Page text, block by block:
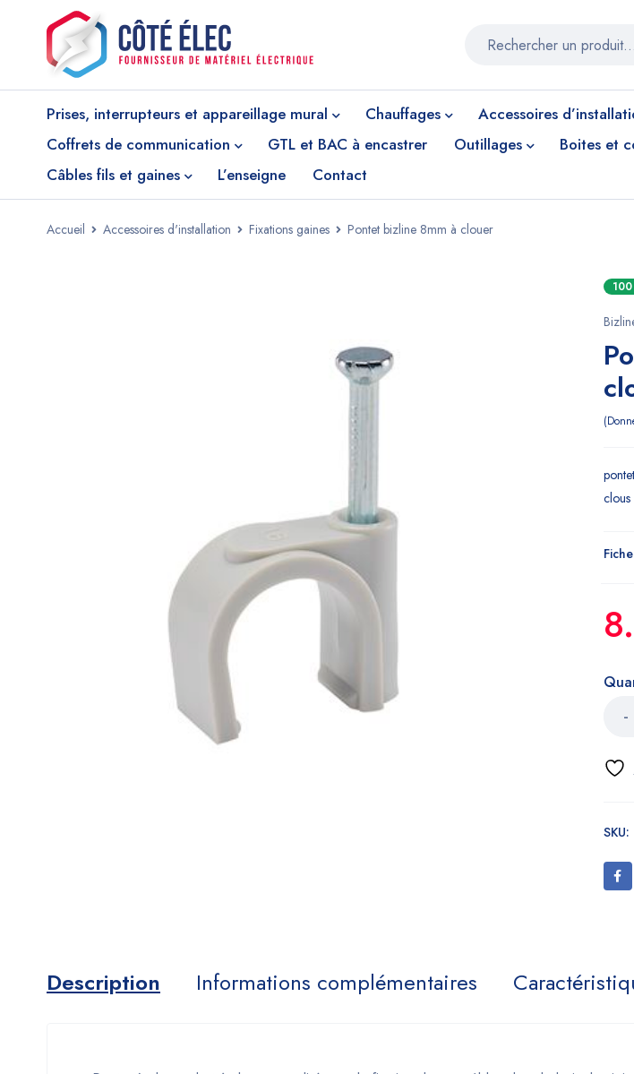
Prises, interrupteurs et appareillage mural Chauffages Accessoires
Coffrets de communication
GTL et BAC à encastrer Outillages Boites et
Câbles fils et gaines
L’enseigne Contact
Accueil Accessoires d'installation Fixations gaines Pontet bizline 8mm à clouer
SKU:
Description Informations complémentaires